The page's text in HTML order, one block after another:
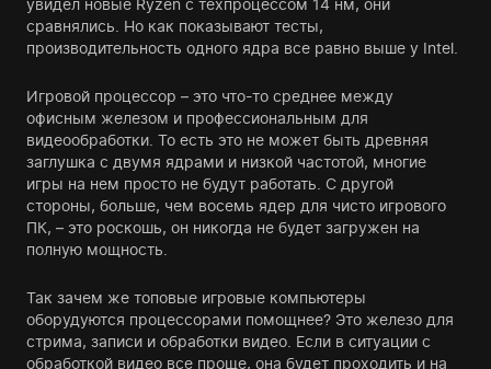
увидел новые Ryzen с техпроцессом 14 нм, они
сравнялись. Но как показывают тесты,
производительность одного ядра все равно выше у Intel.
Игровой процессор – это что-то среднее между
офисным железом и профессиональным для
видеообработки. То есть это не может быть древняя
заглушка с двумя ядрами и низкой частотой, многие
игры на нем просто не будут работать. С другой
стороны, больше, чем восемь ядер для чисто игрового
ПК, – это роскошь, он никогда не будет загружен на
полную мощность.
Так зачем же топовые игровые компьютеры
оборудуются процессорами помощнее? Это железо для
стрима, записи и обработки видео. Если в ситуации с
обработкой видео все проще, она будет проходить и на